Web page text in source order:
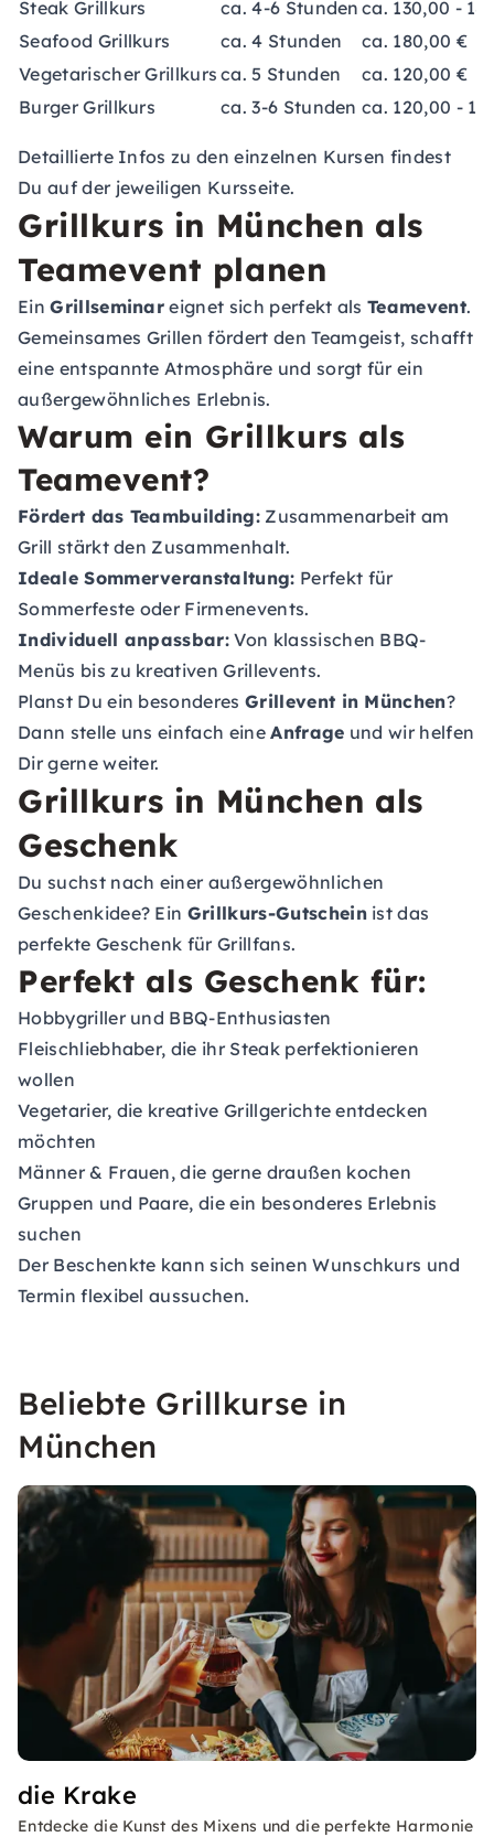
Steak Grillkurs
ca. 4-6 Stunden ca. 130,00 -
Seafood Grillkurs
ca. 4 Stunden
ca. 180,00 €
Vegetarischer Grillkurs ca. 5 Stunden
ca. 120,00 €
Burger Grillkurs
ca. 3-6 Stunden ca. 120,00 -
Detaillierte Infos zu den einzelnen Kursen findest
Du auf der jeweiligen Kursseite.
Grillkurs in München als
Teamevent planen
EinGrillseminar eignet sich perfekt alsTeamevent.
Gemeinsames Grillen fördert den Teamgeist, schafft
eine entspannte Atmosphäre und sorgt für ein
außergewöhnliches Erlebnis.
Warum ein Grillkurs als
Teamevent?
Fördert das Teambuilding: Zusammenarbeit am
Grill stärkt den Zusammenhalt.
Ideale Sommerveranstaltung: Perfekt für
Sommerfeste oder Firmenevents.
Individuell anpassbar: Von klassischen BBQ-
Menüs bis zu kreativen Grillevents.
Planst Du ein besonderes Grillevent in München?
Dann stelle uns einfach eineAnfrage und wir helfen
Dir gerne weiter.
Grillkurs in München als
Geschenk
Du suchst nach einer außergewöhnlichen
Geschenkidee? Ein Grillkurs-Gutscheinist das
perfekte Geschenk für Grillfans.
Perfekt als Geschenk für:
Hobbygriller und BBQ-Enthusiasten
Fleischliebhaber, die ihr Steak perfektionieren
wollen
Vegetarier, die kreative Grillgerichte entdecken
möchten
Männer & Frauen, die gerne draußen kochen
Gruppen und Paare, die ein besonderes Erlebnis
suchen
Der Beschenkte kann sich seinen Wunschkurs und
Termin flexibel aussuchen.
Beliebte Grillkurse in
München
die Krake
Entdecke die Kunst des Mixens und die perfekte Harmonie